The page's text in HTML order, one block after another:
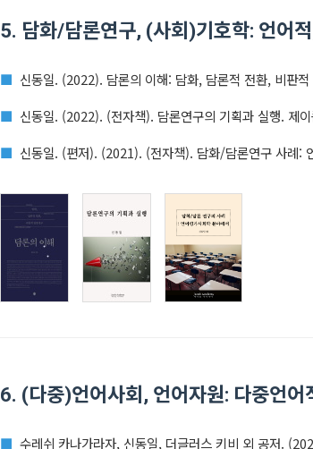
5. 담화/담론연구, (사회)기호학: 언어
신동일. (2022). 담론의 이해: 담화, 담론적 전환, 비판
신동일. (2022). (전자책). 담론연구의 기획과 실행. 제
신동일. (편저). (2021). (전자책). 담화/담론연구 사례:
6. (다중)언어사회, 언어자원: 다중언어
수레쉬 카나가라자, 신동일, 더글러스 키비 외 공저.